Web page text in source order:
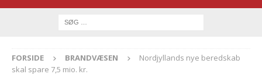
FORSIDE BRANDVÆSEN
Nordjyllands nye beredskab
skal spare 7,5 mio. kr.